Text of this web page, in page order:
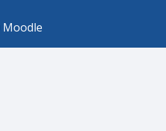
Moodle